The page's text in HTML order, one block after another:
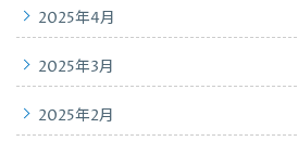
2025年4月
2025年3月
2025年2月